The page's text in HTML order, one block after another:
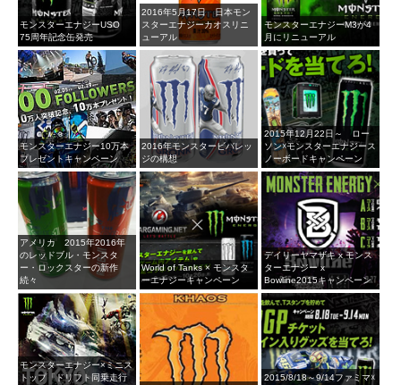
モンスターエナジーUSO
75周年記念缶発売
2016年5月17日 日本モン
スターエナジーカオスリニ
ューアル
モンスターエナジーM3が4
月にリニューアル
モンスターエナジー10万本
プレゼントキャンペーン
2016年モンスタービバレッ
ジの構想
2015年12月22日～ ロー
ソン☓モンスターエナジース
ノーボードキャンペーン
アメリカ 2015年2016年
のレッドブル・モンスタ
ー・ロックスターの新作
続々
World of Tanks × モンスタ
ーエナジーキャンペーン
デイリーヤマザキ x モンス
ターエナジー x
Bowline2015キャンペーン
モンスターエナジー×ミニス
トップ「ドリフト同乗走行
2015/8/18～9/14ファミマ☓